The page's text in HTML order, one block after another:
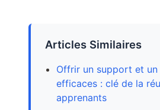
Articles Similaires
Offrir un support et un
efficaces : clé de la
apprenants